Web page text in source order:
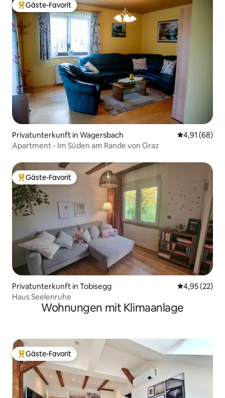
Beliebter Gäste-Favorit.
Gäste-Favorit
Privatunterkunft in Wagersbach
4,91 (68)
Apartment - Im Süden am Rande von Graz
Beliebter Gäste-Favorit.
Gäste-Favorit
Privatunterkunft in Tobisegg
4,95 (22)
Haus Seelenruhe
Wohnungen mit Klimaanlage
Beliebter Gäste-Favorit.
Gäste-Favorit